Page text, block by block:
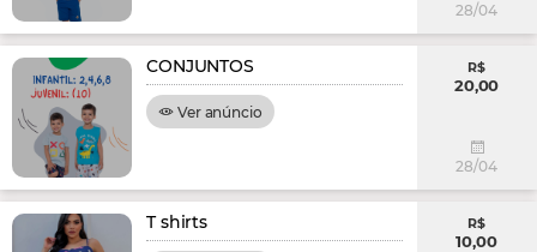
28/04
CONJUNTOS
Ver anúncio
R$
20,00
28/04
T shirts R$
10,00